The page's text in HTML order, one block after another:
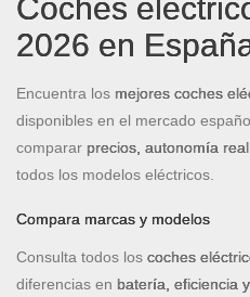
Coches
2026 en
Encuentra los mejores coches
disponibles en el mercado
comparar precios, autonomía
todos los modelos eléctricos.
Compara marcas y modelos
Consulta todos los coches
diferencias en batería, eficiencia